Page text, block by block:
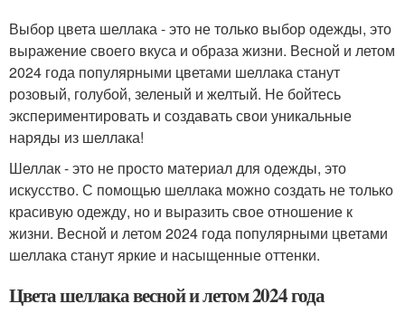
Выбор цвета шеллака - это не только выбор одежды, это
выражение своего вкуса и образа жизни. Весной и летом
2024 года популярными цветами шеллака станут
розовый, голубой, зеленый и желтый. Не бойтесь
экспериментировать и создавать свои уникальные
наряды из шеллака!
Шеллак - это не просто материал для одежды, это
искусство. С помощью шеллака можно создать не только
красивую одежду, но и выразить свое отношение к
жизни. Весной и летом 2024 года популярными цветами
шеллака станут яркие и насыщенные оттенки.
Цвета шеллака весной и летом 2024 года